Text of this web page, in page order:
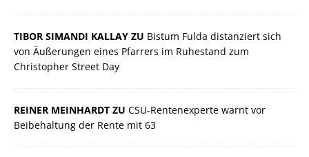
TIBOR SIMANDI KALLAY ZU Bistum Fulda distanziert sich
von Äußerungen eines Pfarrers im Ruhestand zum
Christopher Street Day
REINER MEINHARDT ZU CSU-Rentenexperte warnt vor
Beibehaltung der Rente mit 63